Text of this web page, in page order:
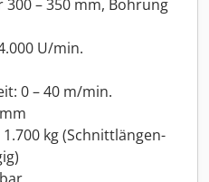
300 – 350 mm, Bohrung
U/min.
0 – 40 m/min.
1.700 kg (Schnittlängen-